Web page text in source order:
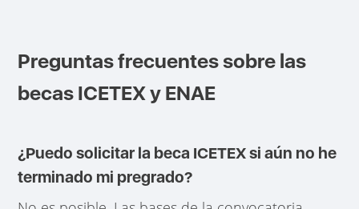
Preguntas frecuentes sobre las
becas ICETEX y ENAE
¿Puedo solicitar la beca ICETEX si aún no he
terminado mi pregrado?